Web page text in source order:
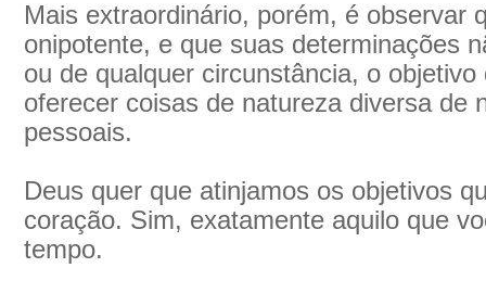
Mais extraordinário, porém, é observar
onipotente, e que suas determinações
ou de qualquer circunstância, o
oferecer coisas de natureza diversa de
pessoais.
Deus quer que atinjamos os objetivos
coração. Sim, exatamente aquilo que
tempo.